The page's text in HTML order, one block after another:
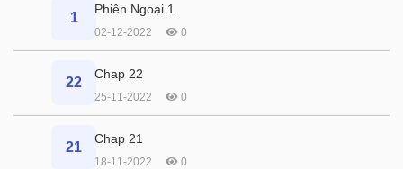
1
Phiên Ngoại 1
02-12-2022 0
22
Chap 22
25-11-2022 0
21
Chap 21
18-11-2022 0